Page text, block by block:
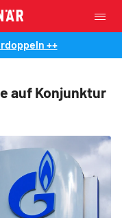
++
auf Konjunktur